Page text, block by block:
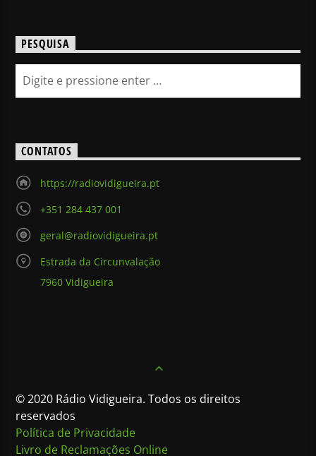
PESQUISA
CONTATOS
https://radiovidigueira.pt
+351 284 437 001
geral@radiovidigueira.pt
Estrada da Circunvalação
7960 Vidigueira
© 2020 Rádio Vidigueira. Todos os direitos
reservados
Política de Privacidade
Livro de Reclamações Online